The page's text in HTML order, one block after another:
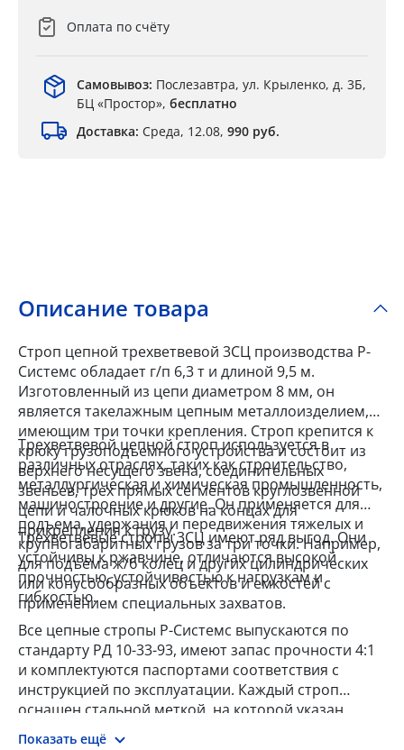
Оплата по счёту
Самовывоз: Послезавтра, ул. Крыленко, д. 3Б,
БЦ «Простор», бесплатно
Доставка: Среда, 12.08, 990 руб.
Описание товара
Строп цепной трехветвевой 3СЦ производства Р-
Системс обладает г/п 6,3 т и длиной 9,5 м.
Изготовленный из цепи диаметром 8 мм, он
является такелажным цепным металлоизделием,
имеющим три точки крепления. Строп крепится к
крюку грузоподъемного устройства и состоит из
верхнего несущего звена, соединительных
звеньев, трех прямых сегментов круглозвенной
цепи и чалочных крюков на концах для
прикрепления к грузу.
Трехветвевой цепной строп используется в
различных отраслях, таких как строительство,
металлургическая и химическая промышленность,
машиностроение и другие. Он применяется для
подъема, удержания и передвижения тяжелых и
крупногабаритных грузов за три точки. Например,
для подъема ж/б колец и других цилиндрических
или конусообразных объектов и емкостей с
применением специальных захватов.
Трехветвевые стропы 3СЦ имеют ряд выгод. Они
устойчивы к ржавчине, отличаются высокой
прочностью, устойчивостью к нагрузкам и
гибкостью.
Все цепные стропы Р-Системс выпускаются по
стандарту РД 10-33-93, имеют запас прочности 4:1
и комплектуются паспортами соответствия с
инструкцией по эксплуатации. Каждый строп
оснащен стальной меткой, на которой указан
номер, тип, грузоподъемность, длина, запас
Показать ещё